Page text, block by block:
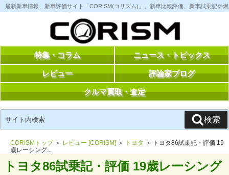
コ
ン
へ
最新新車情報、新車評価サイト「CORISM(コリズム)」。新車比較評価、新車試乗記や
特集・コラム ニュース・トピックス
レビュー 評論家ブログ
クルマ買取・査定
索:
検索
CORISMトップ＞ レビュー [CORISM] ＞ トヨタ ＞ トヨタ86試乗記・評価 19
歳レーシング...
トヨタ86試乗記・評価 19歳レーシング